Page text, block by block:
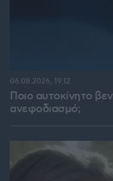
Ποιο αυτοκίνητο
ανεφοδιασμό;
06.08.2026, 19:12